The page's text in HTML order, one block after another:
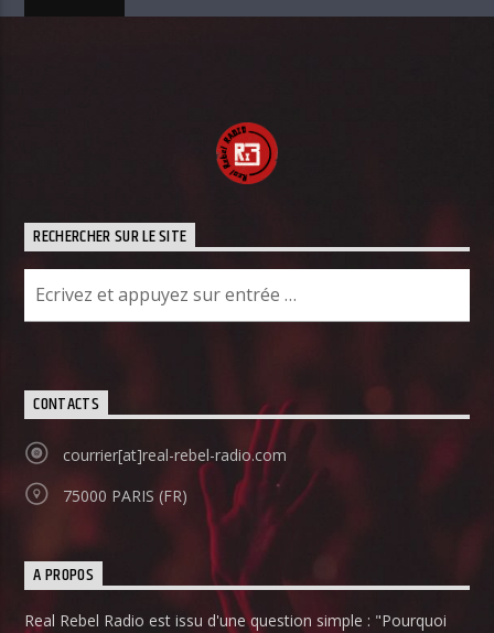
RECHERCHER SUR LE SITE
CONTACTS
courrier[at]real-rebel-radio.com
75000 PARIS (FR)
A PROPOS
Real Rebel Radio est issu d'une question simple : "Pourquoi